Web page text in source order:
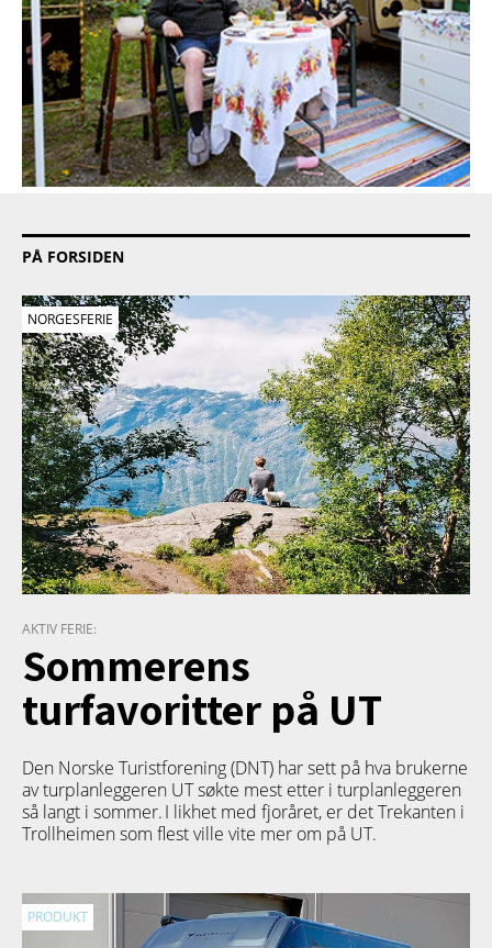
PÅ FORSIDEN
NORGESFERIE
AKTIV FERIE:
Sommerens
turfavoritter på UT
Den Norske Turistforening (DNT) har sett på hva brukerne
av turplanleggeren UTsøkte mest etter i turplanleggeren
så langt i sommer. I likhet med fjoråret, er det Trekanten i
Trollheimen som flest ville vite mer om på UT.
PRODUKT